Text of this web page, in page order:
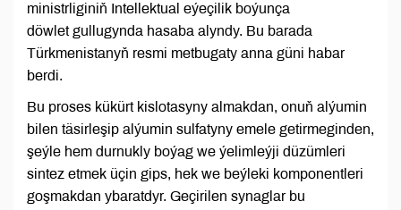
ministrliginiň Intellektual eýeçilik boýunça
döwlet gullugynda hasaba alyndy. Bu barada
Türkmenistanyň resmi metbugaty anna güni habar
berdi.
Bu proses kükürt kislotasyny almakdan, onuň alýumin
bilen täsirleşip alýumin sulfatyny emele getirmeginden,
şeýle hem durnukly boýag we ýelimleýji düzümleri
sintez etmek üçin gips, hek we beýleki komponentleri
goşmakdan ybaratdyr. Geçirilen synaglar bu